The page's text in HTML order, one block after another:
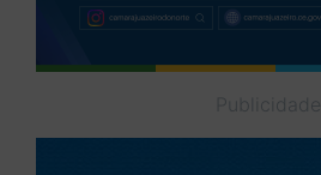
Publicidade